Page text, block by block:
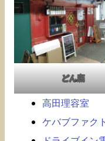
どん底
高田理容室
ケバブファク